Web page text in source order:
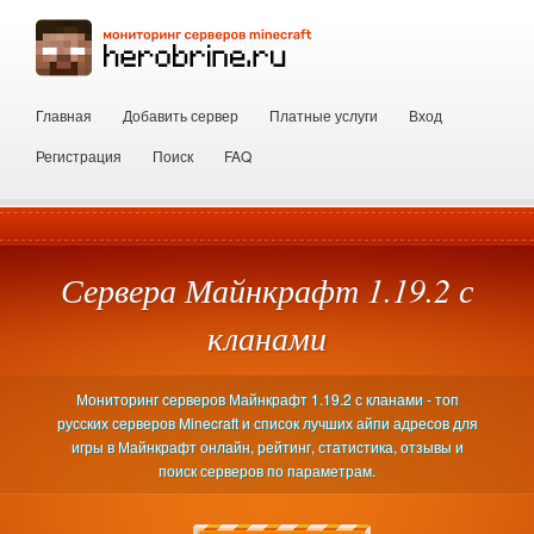
Главная Добавить сервер Платные услуги
Вход
Регистрация
Поиск FAQ
Сервера Майнкрафт 1.19.2 с
кланами
Мониторинг серверов Майнкрафт 1.19.2 с кланами - топ
русских серверов Minecraft и список лучших айпи адресов для
игры в Майнкрафт онлайн, рейтинг, статистика, отзывы и
поиск серверов по параметрам.